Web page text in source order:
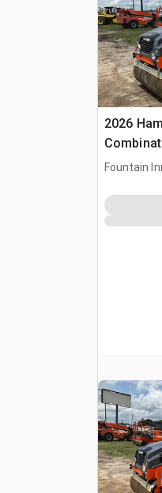
2026
Fountain